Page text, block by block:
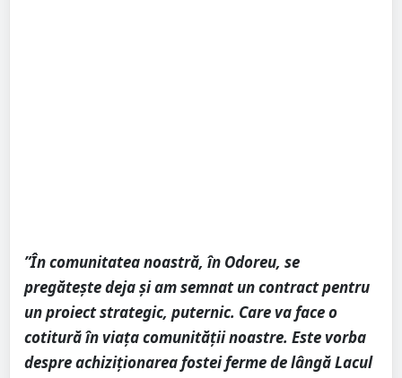
”În comunitatea noastră, în Odoreu, se
pregătește deja și am semnat un contract pentru
un proiect strategic, puternic. Care va face o
cotitură în viața comunității noastre. Este vorba
despre achiziționarea fostei ferme de lângă Lacul